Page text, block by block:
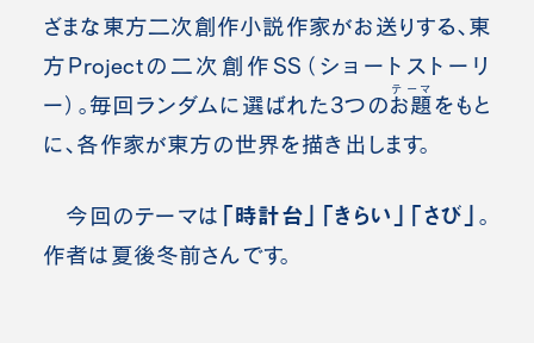
ざまな東方二次創作小説作家がお送りする、東
方Projectの二次創作SS（ショートストーリ
ー）。毎回ランダムに選ばれた3つのお題
テーマ
をもと
に、各作家が東方の世界を描き出します。
今回のテーマは 「時計台」「きらい」「さび」 。
作者は 夏後冬前さんです。